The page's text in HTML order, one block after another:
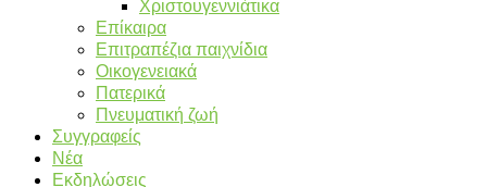
Χριστουγεννιάτικα
Επίκαιρα
Επιτραπέζια παιχνίδια
Οικογενειακά
Πατερικά
Πνευματική ζωή
Συγγραφείς
Νέα
Εκδηλώσεις